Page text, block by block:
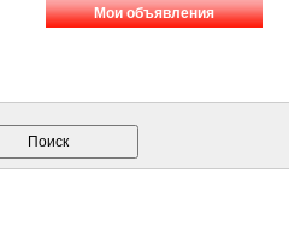
Мои объявления